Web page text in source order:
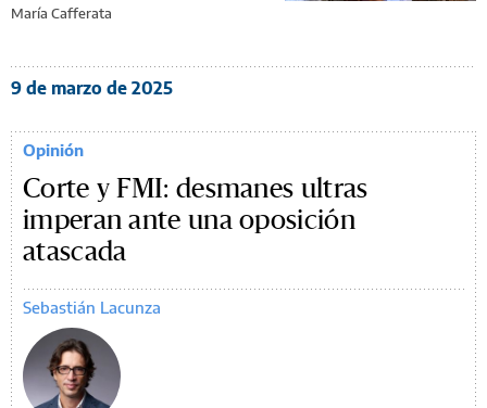
María Cafferata
9 de marzo de 2025
Opinión
Corte y FMI: desmanes ultras
imperan ante una oposición
atascada
Sebastián Lacunza